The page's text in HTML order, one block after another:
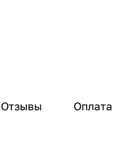
Отзывы Оплата